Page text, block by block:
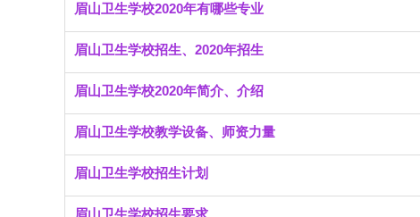
眉山卫生学校2020年有哪些专业
眉山卫生学校招生、2020年招生
眉山卫生学校2020年简介、介绍
眉山卫生学校教学设备、师资力量
眉山卫生学校招生计划
眉山卫生学校招生要求